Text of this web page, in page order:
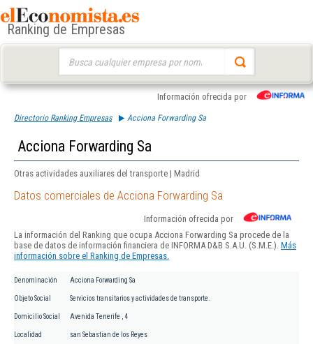
Ranking de Empresas
Información ofrecida por
Directorio Ranking Empresas Acciona Forwarding Sa
Acciona Forwarding Sa
Otras actividades auxiliares del transporte | Madrid
Datos comerciales de Acciona Forwarding Sa
Información ofrecida por
La información del Ranking que ocupa Acciona Forwarding Sa procede de la
base de datos de información financiera de INFORMA D&B S.A.U. (S.M.E.). Más
información sobre el Ranking de Empresas.
Denominación Acciona Forwarding Sa
Objeto Social Servicios transitarios y actividades de transporte.
Domicilio Social Avenida Tenerife , 4
Localidad san Sebastian de los Reyes